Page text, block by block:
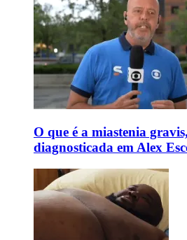
O que é a miastenia
diagnosticada em Alex